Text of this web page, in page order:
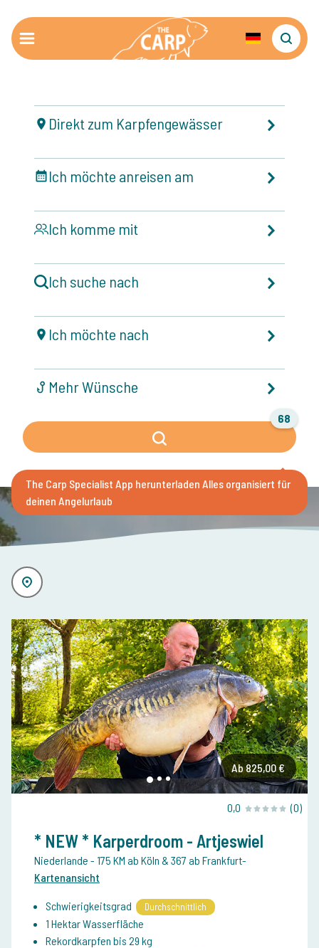
Direkt zum Karpfengewässer
Ich möchte anreisen am
Ich komme mit
Ich suche nach
Ich möchte nach
Mehr Wünsche
68
The Carp Specialist App herunterladen Alles organisiert für
deinen Angelurlaub
Ab 825,00 €
0,0 (0)
* NEW * Karperdroom - Artjeswiel
Niederlande - 175 KM ab Köln & 367 ab Frankfurt-
Kartenansicht
Schwierigkeitsgrad Durchschnittlich
1 Hektar Wasserfläche
Rekordkarpfen bis 29 kg